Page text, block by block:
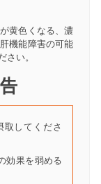
黄色くなる、濃
機能障害の可能
い。
してくださ
効果を弱める